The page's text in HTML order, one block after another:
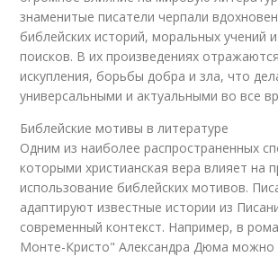
знаменитые писатели черпали
библейских историй, моральных учений
поисков. В их произведениях
искупления, борьбы добра и зла, что
универсальными и актуальными во все
Библейские мотивы в литературе
Одним из наиболее распространенных
которыми христианская вера влияет на
использование библейских мотивов.
адаптируют известные истории из
современный контекст. Например, в
Монте-Кристо" Александра Дюма можно